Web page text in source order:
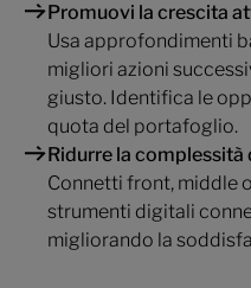
Promuovi la crescita
Usa approfondimenti
migliori azioni
giusto. Identifica le
quota del portafoglio.
Ridurre la complessità
Connetti front, middle
strumenti digitali
migliorando la